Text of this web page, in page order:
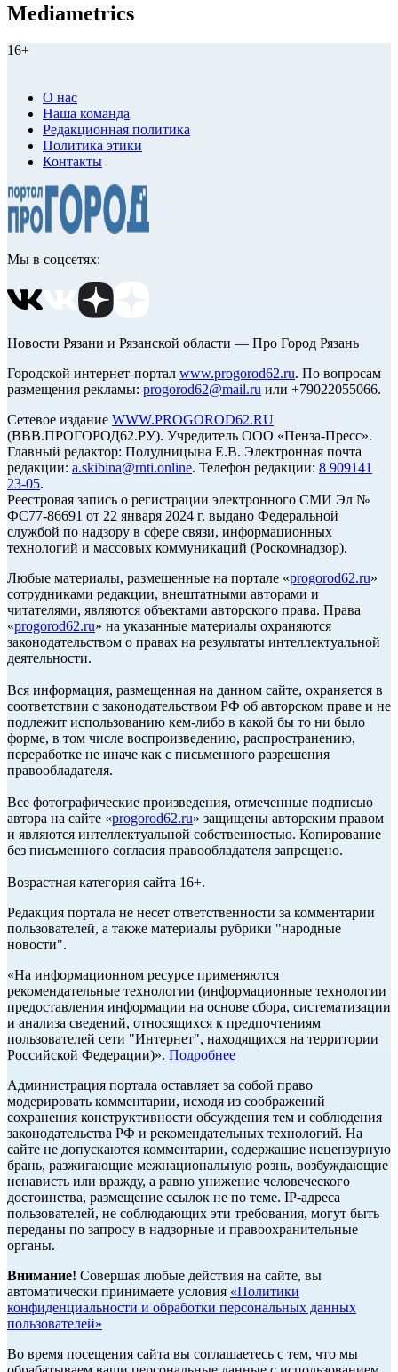
Mediametrics
16+
О нас
Наша команда
Редакционная политика
Политика этики
Контакты
Мы в соцсетях:
Новости Рязани и Рязанской области — Про Город Рязань
Городской интернет-портал www.progorod62.ru. По вопросам
размещения рекламы: progorod62@mail.ru или +79022055066.
Сетевое издание WWW.PROGOROD62.RU
(ВВВ.ПРОГОРОД62.РУ). Учредитель ООО «Пенза-Пресс».
Главный редактор: Полудницына Е.В. Электронная почта
редакции: a.skibina@rnti.online. Телефон редакции: 8 909141
23-05.
Реестровая запись о регистрации электронного СМИ Эл №
ФС77-86691 от 22 января 2024 г. выдано Федеральной
службой по надзору в сфере связи, информационных
технологий и массовых коммуникаций (Роскомнадзор).
Любые материалы, размещенные на портале «progorod62.ru»
сотрудниками редакции, внештатными авторами и
читателями, являются объектами авторского права. Права
«progorod62.ru» на указанные материалы охраняются
законодательством о правах на результаты интеллектуальной
деятельности.
Вся информация, размещенная на данном сайте, охраняется в
соответствии с законодательством РФ об авторском праве и не
подлежит использованию кем-либо в какой бы то ни было
форме, в том числе воспроизведению, распространению,
переработке не иначе как с письменного разрешения
правообладателя.
Все фотографические произведения, отмеченные подписью
автора на сайте «progorod62.ru» защищены авторским правом
и являются интеллектуальной собственностью. Копирование
без письменного согласия правообладателя запрещено.
Возрастная категория сайта 16+.
Редакция портала не несет ответственности за комментарии
пользователей, а также материалы рубрики "народные
новости".
«На информационном ресурсе применяются
рекомендательные технологии (информационные технологии
предоставления информации на основе сбора, систематизации
и анализа сведений, относящихся к предпочтениям
пользователей сети "Интернет", находящихся на территории
Российской Федерации)». Подробнее
Администрация портала оставляет за собой право
модерировать комментарии, исходя из соображений
сохранения конструктивности обсуждения тем и соблюдения
законодательства РФ и рекомендательных технологий. На
сайте не допускаются комментарии, содержащие нецензурную
брань, разжигающие межнациональную рознь, возбуждающие
ненависть или вражду, а равно унижение человеческого
достоинства, размещение ссылок не по теме. IP-адреса
пользователей, не соблюдающих эти требования, могут быть
переданы по запросу в надзорные и правоохранительные
органы.
Внимание! Совершая любые действия на сайте, вы
автоматически принимаете условия «Политики
конфиденциальности и обработки персональных данных
пользователей»
Во время посещения сайта вы соглашаетесь с тем, что мы